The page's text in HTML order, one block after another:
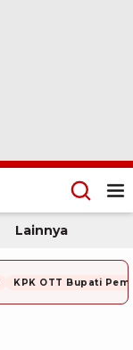
Lainnya
KPK OTT Bupati